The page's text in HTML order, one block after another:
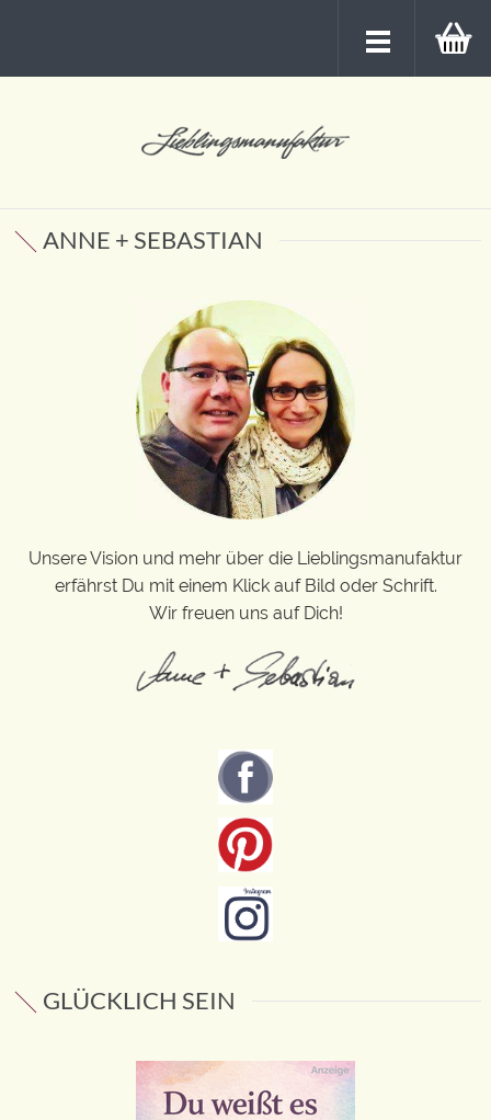
ANNE + SEBASTIAN
Unsere Vision und mehr über die Lieblingsmanufaktur
erfährst Du mit einem Klick auf Bild oder Schrift.
Wir freuen uns auf Dich!
GLÜCKLICH SEIN